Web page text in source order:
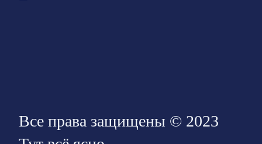
Все права защищены © 2023